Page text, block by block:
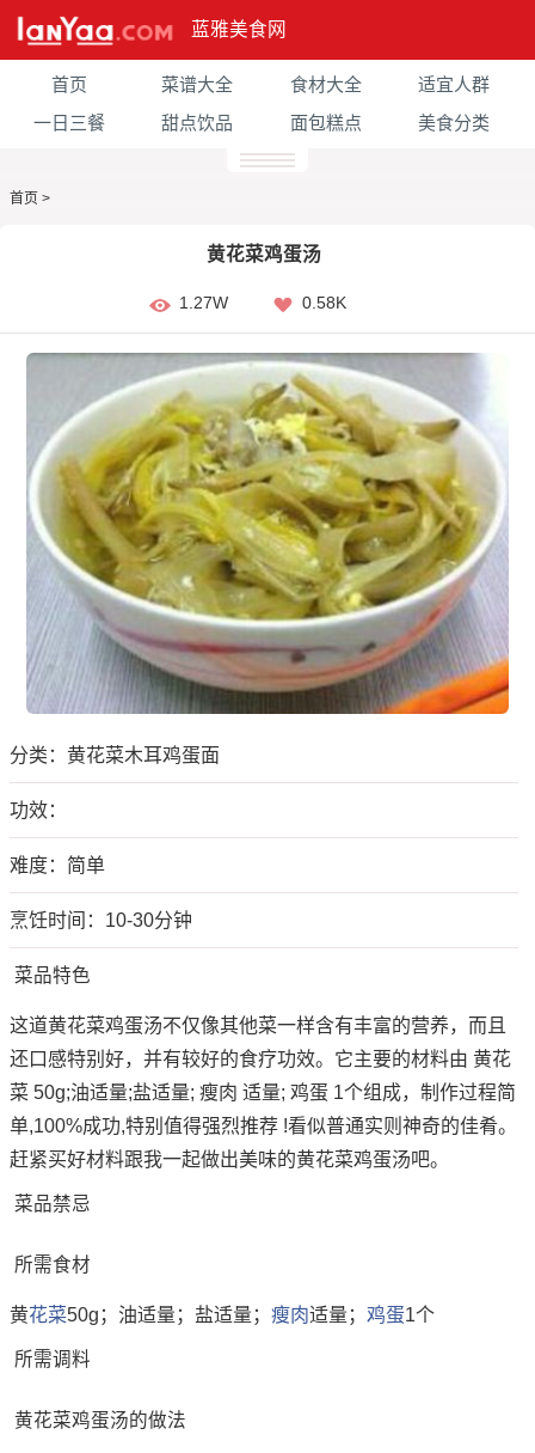
蓝雅美食网
首页 菜谱大全 食材大全
适宜人群
一日三餐
甜点饮品 面包糕点 美食分类
首页 >
黄花菜鸡蛋汤
1.27W 0.58K
分类： 黄花菜木耳鸡蛋面
功效：
难度：简单
烹饪时间：10-30分钟
菜品特色
这道黄花菜鸡蛋汤不仅像其他菜一样含有丰富的营养，而且
还口感特别好，并有较好的食疗功效。它主要的材料由 黄花
菜 50g;油适量;盐适量; 瘦肉 适量; 鸡蛋 1个组成，制作过程简
单,100%成功,特别值得强烈推荐 !看似普通实则神奇的佳肴。
赶紧买好材料跟我一起做出美味的黄花菜鸡蛋汤吧。
菜品禁忌
所需食材
黄花菜50g；油适量；盐适量； 瘦肉适量； 鸡蛋1个
所需调料
黄花菜鸡蛋汤的做法